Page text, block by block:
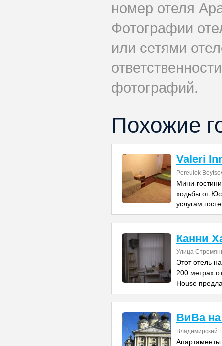
номер отеля
Фотографии
или сетями
фотографий.
Похожие
Valeri
Pereulok
Мини-
ходьбы от
услугам
Канни
Улица
Этот отель
200 метрах
House
ВиВа
Владимирский
Апартаменты